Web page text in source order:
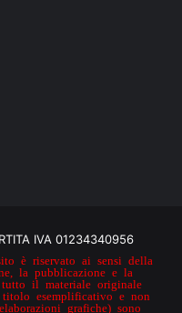
IVA 01234340956
è riservato ai sensi della
la pubblicazione e la
il materiale originale
esemplificativo e non
grafiche) sono